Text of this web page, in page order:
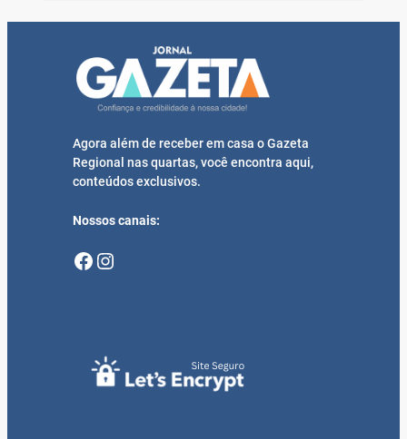
Agora além de receber em casa o Gazeta
Regional nas quartas, você encontra aqui,
conteúdos exclusivos.
Nossos canais:
Facebook Instagram